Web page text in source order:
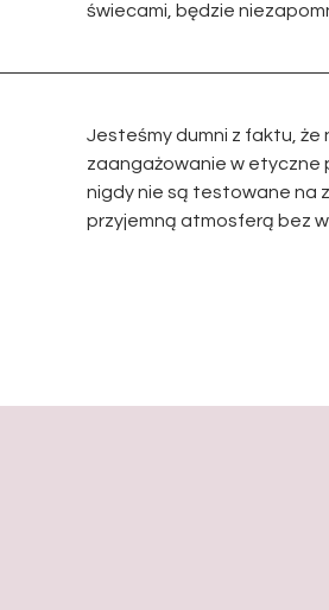
świecami, będzie
Jesteśmy dumni z faktu,
zaangażowanie w etyczne
nigdy nie są testowane na
przyjemną atmosferą bez